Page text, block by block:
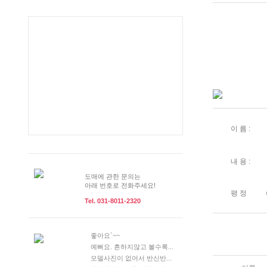
도매에 관한 문의는
아래 번호로 전화주세요!
Tel. 031-8011-2320
좋아요`~~
예뻐요. 흔하지않고 볼수록...
모델사진이 없어서 반신반...
이 름 :
내 용 :
평 정